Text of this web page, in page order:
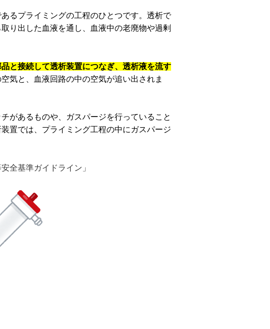
るプライミングの工程のひとつです。透析で
り出した血液を通し、血液中の老廃物や過剰
と接続して透析装置につなぎ、透析液を流す
気と、血液回路の中の空気が追い出されま
があるものや、ガスパージを行っていること
置では、プライミング工程の中にガスパージ
全基準ガイドライン」